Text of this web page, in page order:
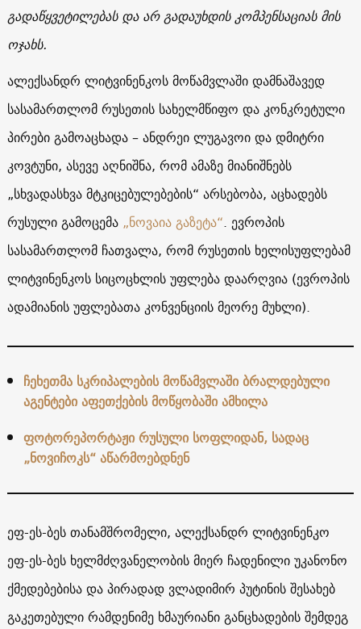
გადაწყვეტილებას და არ გადაუხდის კომპენსაციას მის
ოჯახს.
ალექსანდრ ლიტვინენკოს მოწამვლაში დამნაშავედ
სასამართლომ რუსეთის სახელმწიფო და კონკრეტული
პირები გამოაცხადა – ანდრეი ლუგავოი და დმიტრი
კოვტუნი, ასევე აღნიშნა, რომ ამაზე მიანიშნებს
„სხვადასხვა მტკიცებულებების“ არსებობა, აცხადებს
რუსული გამოცემა „ნოვაია გაზეტა“. ევროპის
სასამართლომ ჩათვალა, რომ რუსეთის ხელისუფლებამ
ლიტვინენკოს სიცოცხლის უფლება დაარღვია (ევროპის
ადამიანის უფლებათა კონვენციის მეორე მუხლი).
ჩეხეთმა სკრიპალების მოწამვლაში ბრალდებული
აგენტები აფეთქების მოწყობაში ამხილა
ფოტორეპორტაჟი რუსული სოფლიდან, სადაც
„ნოვიჩოკს“ აწარმოებდნენ
ეფ-ეს-ბეს თანამშრომელი, ალექსანდრ ლიტვინენკო
ეფ-ეს-ბეს ხელმძღვანელობის მიერ ჩადენილი უკანონო
ქმედებებისა და პირადად ვლადიმირ პუტინის შესახებ
გაკეთებული რამდენიმე ხმაურიანი განცხადების შემდეგ